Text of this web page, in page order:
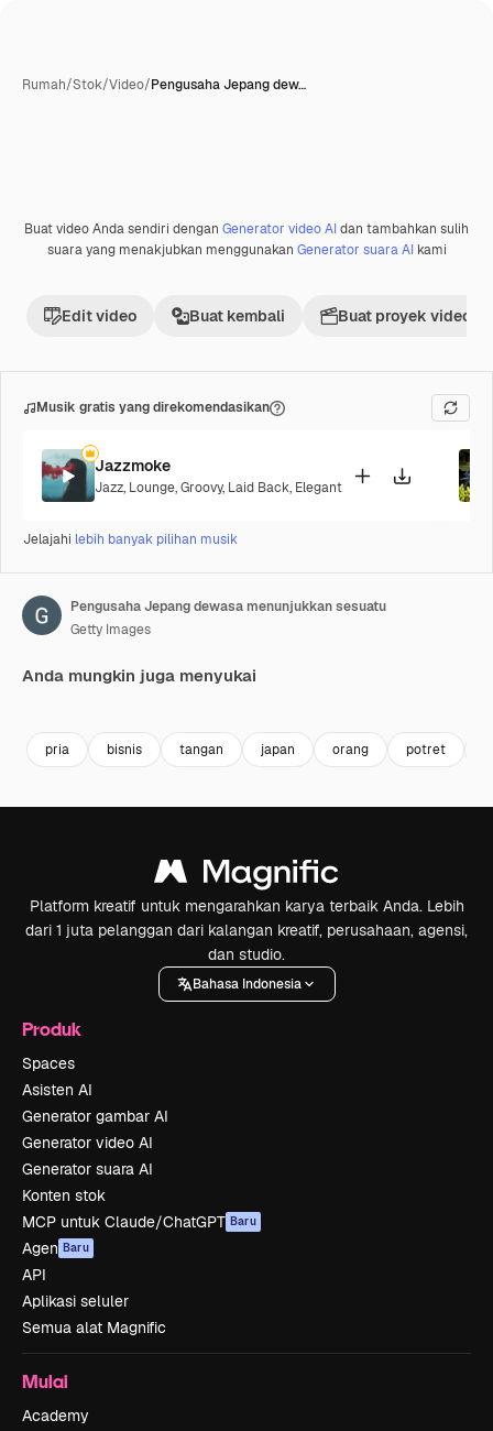
Rumah/Stok/Video/Pengusaha Jepang dew…
Premium
Buat video Anda sendiri dengan Generator video AIdan tambahkan sulih
suara yang menakjubkan menggunakan Generator suara AIkami
Edit video Buat kembali Buat proyek video
Musik gratis yang direkomendasikan
Jazzmoke
Jazz, Lounge,Groovy, Laid Back, Elegant
Jelajahi lebih banyak pilihan musik
Pengusaha Jepang dewasa menunjukkan sesuatu
Getty Images
Anda mungkin juga menyukai
pria bisnis tangan japan orang potret
Platform kreatif untuk mengarahkan karya terbaik Anda. Lebih
dari 1 juta pelanggan dari kalangan kreatif, perusahaan, agensi,
dan studio.
Bahasa Indonesia
Produk
Spaces
Asisten AI
Generator gambar AI
Generator video AI
Generator suara AI
Konten stok
MCP untuk Claude/ChatGPT Baru
Agen Baru
API
Aplikasi seluler
Semua alat Magnific
Mulai
Academy